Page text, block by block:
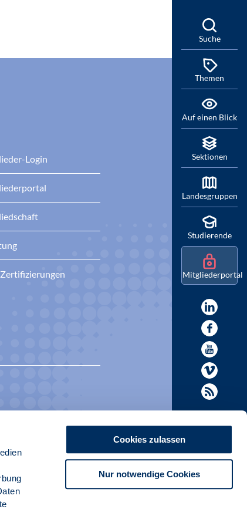
Cookies zulassen
Nur notwendige Cookies
Login
Suche
Themen
Auf einen Blick
Sektionen
Landesgruppen
Studierende
Mitgliederportal